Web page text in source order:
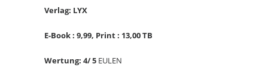
Verlag: LYX
E-Book : 9,99, Print : 13,00 TB
Wertung: 4/ 5 EULEN